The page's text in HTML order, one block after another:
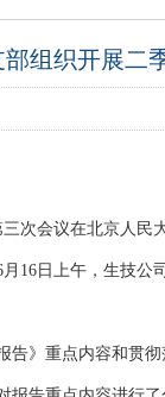
组织开展二
会议在北京人民
16日上午，生技
重点内容和贯彻